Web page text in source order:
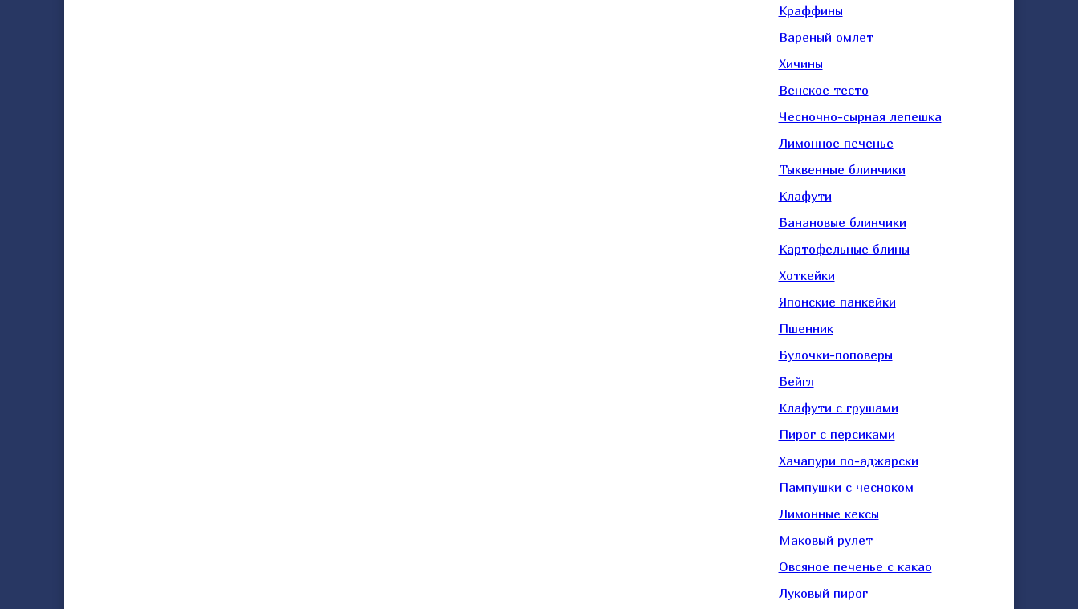
Краффины
Вареный омлет
Хичины
Венское тесто
Чесночно-сырная лепешка
Лимонное печенье
Тыквенные блинчики
Клафути
Банановые блинчики
Картофельные блины
Хоткейки
Японские панкейки
Пшенник
Булочки-поповеры
Бейгл
Клафути с грушами
Пирог с персиками
Хачапури по-аджарски
Пампушки с чесноком
Лимонные кексы
Маковый рулет
Овсяное печенье с какао
Луковый пирог